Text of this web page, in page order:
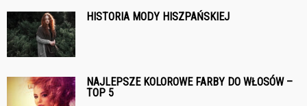
HISTORIA MODY HISZPAŃSKIEJ
NAJLEPSZE KOLOROWE FARBY DO WŁOSÓW –
TOP 5